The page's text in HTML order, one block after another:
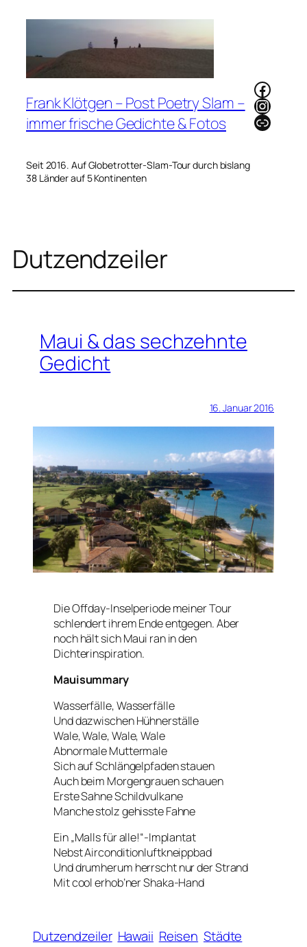
Frank Klötgen – Post Poetry Slam –
immer frische Gedichte & Fotos
Seit 2016. Auf Globetrotter-Slam-Tour durch bislang
38 Länder auf 5 Kontinenten
Link
Dutzendzeiler
Maui & das sechzehnte
Gedicht
16. Januar 2016
Die Offday-Inselperiode meiner Tour
schlendert ihrem Ende entgegen. Aber
noch hält sich Maui ran in den
Dichterinspiration.
Mauisummary
Wasserfälle, Wasserfälle
Und dazwischen Hühnerställe
Wale, Wale, Wale, Wale
Abnormale Muttermale
Sich auf Schlängelpfaden stauen
Auch beim Morgengrauen schauen
Erste Sahne Schildvulkane
Manche stolz gehisste Fahne
Ein „Malls für alle!“-Implantat
Nebst Airconditionluftkneippbad
Und drumherum herrscht nur der Strand
Mit cool erhob’ner Shaka-Hand
Dutzendzeiler Hawaii Reisen Städte